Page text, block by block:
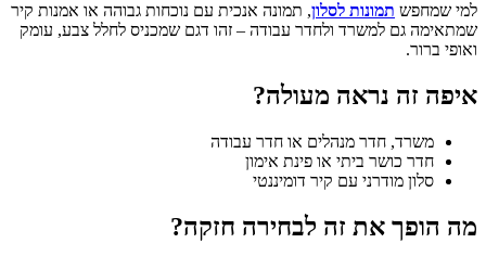
למי שמחפש תמונות לסלון, תמונה אנכית עם נוכחות גבוהה או אמנות קיר
שמתאימה גם למשרד ולחדר עבודה – זהו דגם שמכניס לחלל צבע, עומק
ואופי ברור.
איפה זה נראה מעולה?
משרד, חדר מנהלים או חדר עבודה
חדר כושר ביתי או פינת אימון
סלון מודרני עם קיר דומיננטי
מה הופך את זה לבחירה חזקה?